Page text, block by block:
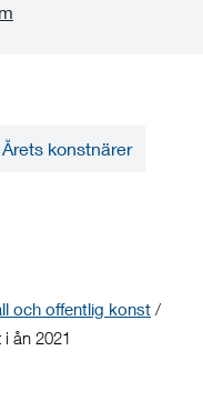
Årets konstnärer
och offentlig konst /
i ån 2021